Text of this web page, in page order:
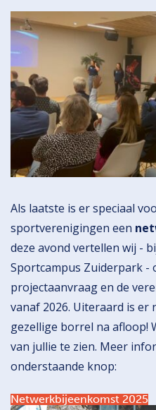
Als laatste is er speciaal
sportverenigingen een
deze avond vertellen wij -
Sportcampus Zuiderpark -
projectaanvraag en de
vanaf 2026. Uiteraard is
gezellige borrel na afloop!
van jullie te zien. Meer
onderstaande knop:
Netwerkbijeenkomst 2025